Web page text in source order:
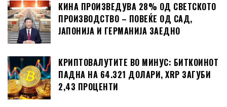
КИНА ПРОИЗВЕДУВА 28% ОД СВЕТСКОТО
ПРОИЗВОДСТВО – ПОВЕЌЕ ОД САД,
ЈАПОНИЈА И ГЕРМАНИЈА ЗАЕДНО
КРИПТОВАЛУТИТЕ ВО МИНУС: БИТКОИНОТ
ПАДНА НА 64.321 ДОЛАРИ, XRP ЗАГУБИ
2,43 ПРОЦЕНТИ